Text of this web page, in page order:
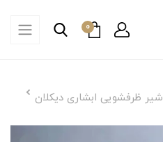
0
شیر ظرفشویی ابشاری دیکلان